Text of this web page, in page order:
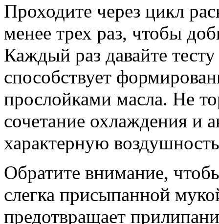
Проходите через цикл
менее трех раз, чтобы
Каждый раз давайте
способствует
прослойками масла. Не
сочетание охлаждения и
характерную
Обратите внимание,
слегка присыпанной
предотвращает